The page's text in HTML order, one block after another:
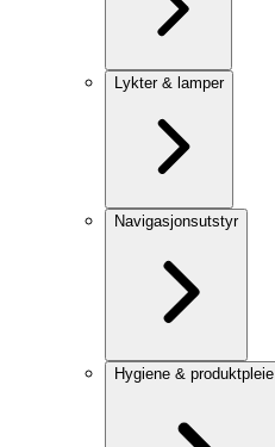
Lykter & lamper
Navigasjonsutstyr
Hygiene & produktpleie